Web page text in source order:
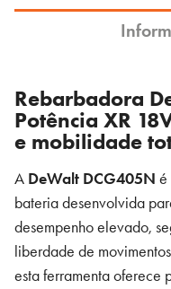
Rebarbadora
Potência XR
e mobilidade
A DeWalt DCG405N é
bateria desenvolvida
desempenho elevado,
liberdade de
esta ferramenta oferece